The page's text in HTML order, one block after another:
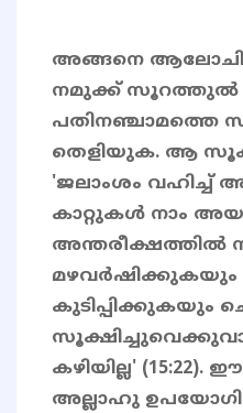
അങ്ങനെ
നമുക്ക് സൂറത്തുൽ
പതിനഞ്ചാമത്തെ
തെളിയുക. ആ
'ജലാംശം വഹിച്ച്
കാറ്റുകള്‍ നാം
അന്തരീക്ഷത്തില്‍
മഴവര്‍ഷിക്കുകയും
കുടിപ്പിക്കുകയും
കഴിയില്ല'
അല്ലാഹു